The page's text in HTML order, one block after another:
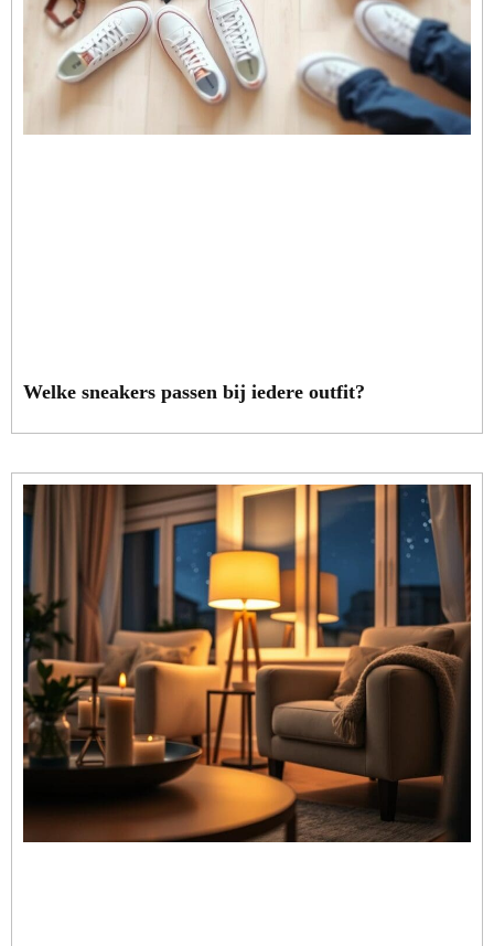
Welke sneakers passen bij iedere outfit?